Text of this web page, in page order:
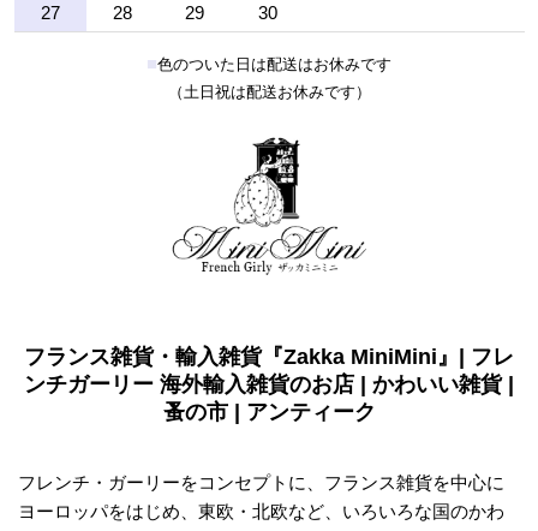
27
28 29 30
■色のついた日は配送はお休みです
（土日祝は配送お休みです）
フランス雑貨・輸入雑貨『Zakka MiniMini』| フレ
ンチガーリー 海外輸入雑貨のお店 | かわいい雑貨 |
蚤の市 | アンティーク
フレンチ・ガーリーをコンセプトに、フランス雑貨を中心に
ヨーロッパをはじめ、東欧・北欧など、いろいろな国のかわ